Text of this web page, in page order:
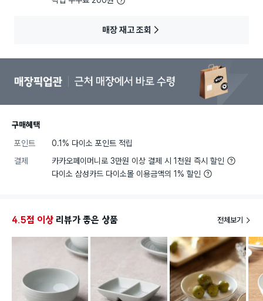
매장 재고 조회
구매혜택
포인트
0.1% 다이소 포인트 적립
결제
카카오페이머니로 3만원 이상 결제 시 1천원 즉시 할인
다이소 삼성카드 다이소몰 이용금액의 1% 할인
4.5점 이상 리뷰가 좋은 상품 전체보기